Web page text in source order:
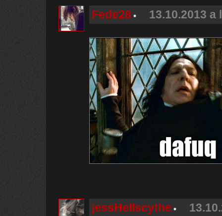
Fede28 13.10.2013 a
jessHellscythe